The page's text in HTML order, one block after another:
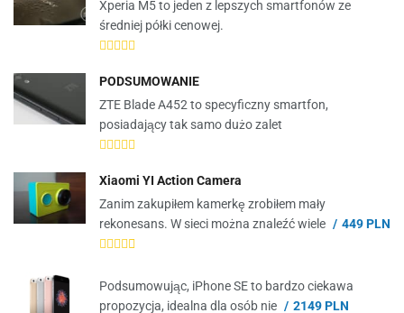
Xperia M5 to jeden z lepszych smartfonów ze
średniej półki cenowej.
PODSUMOWANIE
ZTE Blade A452 to specyficzny smartfon,
posiadający tak samo dużo zalet
Xiaomi YI Action Camera
Zanim zakupiłem kamerkę zrobiłem mały
rekonesans. W sieci można znaleźć wiele
449 PLN
Podsumowując, iPhone SE to bardzo ciekawa
propozycja, idealna dla osób nie
2149 PLN